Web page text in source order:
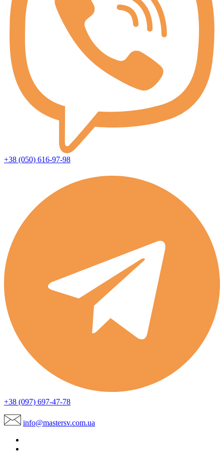
+38 (050) 616-97-98
+38 (097) 697-47-78
info@mastersv.com.ua